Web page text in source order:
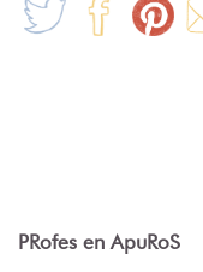
PRofes en ApuRoS